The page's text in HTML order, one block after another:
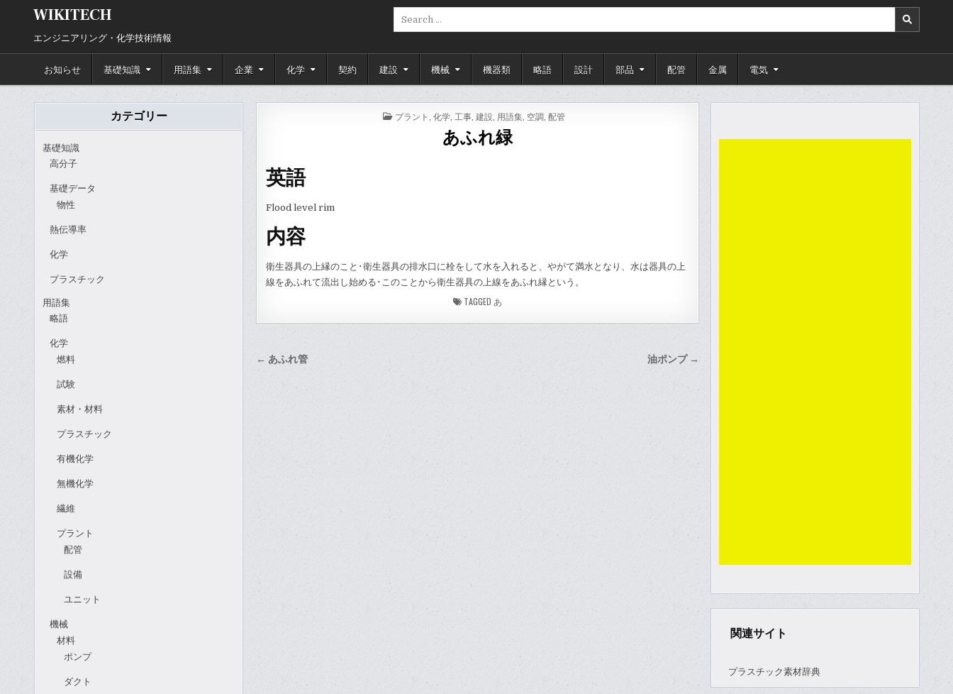
WIKITECH
エンジニアリング・化学技術情報
お知らせ 基礎知識 用語集 企業 化学 契約 建設 機械 機器類 略語 設計 部品 配管 金属 電気
カテゴリー
基礎知識
高分子
基礎データ
物性
熱伝導率
化学
プラスチック
用語集
略語
化学
燃料
試験
素材・材料
プラスチック
有機化学
無機化学
繊維
プラント
配管
設備
ユニット
機械
材料
ポンプ
ダクト
POSTED
IN
プラント 化学, 工事, 建設 用語集, 空調, 配管
あふれ緑
英語
Flood level rim
内容
衛生器具の上縁のこと･衛生器具の排水口に栓をして水を入れると、やがて満水となり、水は器具の上
線をあふれて流出し始める･このことから衛生器具の上線をあふれ縁という。
TAGGED あ
投 油ポンプ →
← あふれ管
関連サイト
プラスチック素材辞典